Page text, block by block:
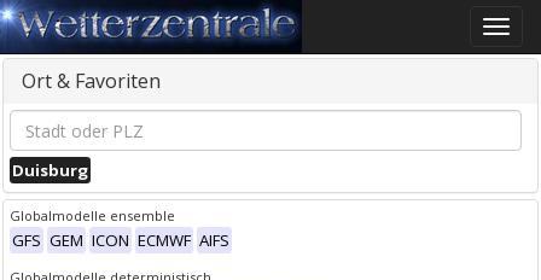
Toggle
Ort & Favoriten
Duisburg
Globalmodelle ensemble
GFS GEM ICON ECMWF AIFS